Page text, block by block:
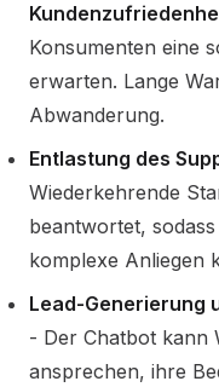
Konsumenten eine
erwarten. Lange
Abwanderung.
Entlastung des
Wiederkehrende
beantwortet,
komplexe Anliegen
Lead-Generierung
- Der Chatbot kann
ansprechen, ihre